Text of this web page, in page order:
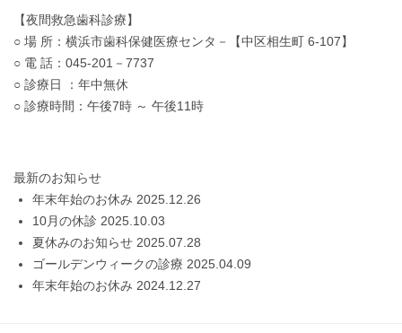
【夜間救急歯科診療】
○ 場 所：横浜市歯科保健医療センタ－【中区相生町 6-107】
○ 電 話：045-201－7737
○ 診療日 ：年中無休
○ 診療時間：午後7時 ～ 午後11時
最新のお知らせ
年末年始のお休み 2025.12.26
10月の休診 2025.10.03
夏休みのお知らせ 2025.07.28
ゴールデンウィークの診療 2025.04.09
年末年始のお休み 2024.12.27